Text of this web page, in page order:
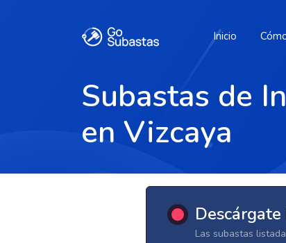
Inicio
Subastas de
en Vizcaya
Las subastas